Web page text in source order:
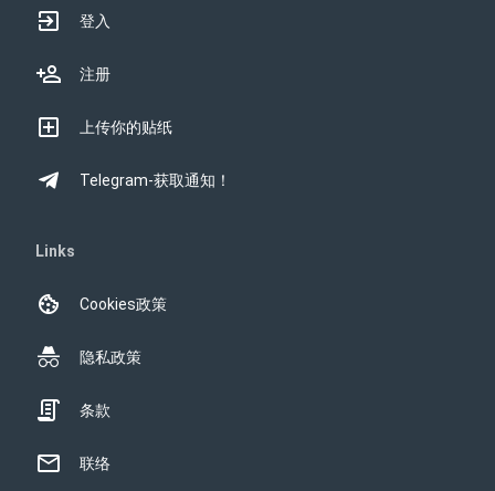
登入
注册
上传你的贴纸
Telegram-获取通知！
Links
Cookies政策
隐私政策
条款
联络